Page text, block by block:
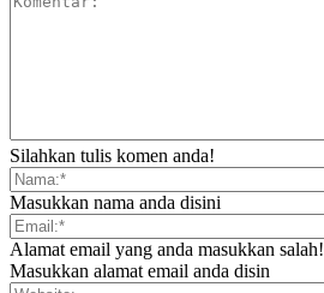
Silahkan tulis komen anda!
Masukkan nama anda disini
Alamat email yang anda masukkan salah!
Masukkan alamat email anda disin